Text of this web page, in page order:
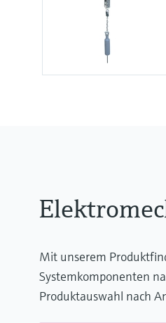
Mit unserem
Systemkomponenten
Produktauswahl nach